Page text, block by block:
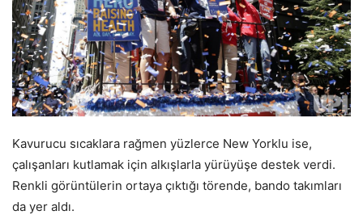
Kavurucu sıcaklara rağmen yüzlerce New Yorklu ise,
çalışanları kutlamak için alkışlarla yürüyüşe destek verdi.
Renkli görüntülerin ortaya çıktığı törende, bando takımları
da yer aldı.